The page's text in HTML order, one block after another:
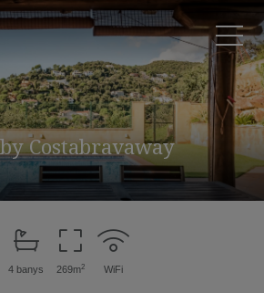
Costabravaway
4 banys 269m2 WiFi